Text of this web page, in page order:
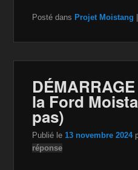
c
e
b
o
o
k
tt
er
a
z
o
n
W
h
Posté dans Projet Moistang
la Ford
pas)
Publié le 13 novembre 2024
réponse